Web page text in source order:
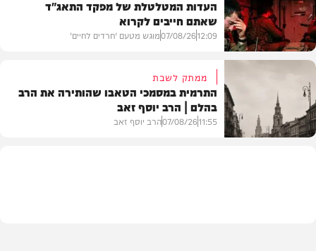
וידאו
דעות
העדות המטלטלת של מפקד התאג"ד
שאתם חייבים לקרוא
12:09
07/08/26מוגש מטעם 'חרדים לחיים'
ממתק לשבת
התרמית במסמכי הטאבו שהותירה את הרב
בהלם | הרב יוסף זאב
11:55
07/08/26הרב יוסף זאב